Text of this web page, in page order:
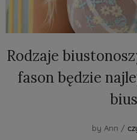
Rodzaje
fason będzie
by Ann /